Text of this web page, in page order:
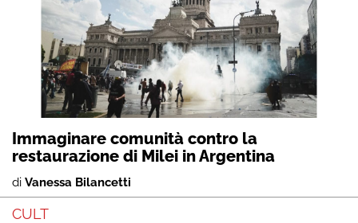
Immaginare comunità contro la
restaurazione di Milei in Argentina
di Vanessa Bilancetti
CULT